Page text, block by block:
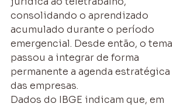
consolidando o aprendizado
acumulado durante o período
emergencial. Desde então, o tema
passou a integrar de forma
permanente a agenda estratégica
das empresas.
Dados do IBGE indicam que, em